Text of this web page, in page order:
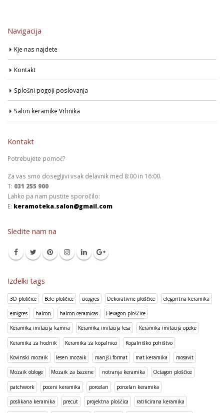
Navigacija
Kje nas najdete
Kontakt
Splošni pogoji poslovanja
Salon keramike Vrhnika
Kontakt
Potrebujete pomoč?
Za vas smo dosegljivi vsak delavnik med 8:00 in 16:00.
T: 031 255 900
Lahko pa nam pustite sporočilo:
E: keramoteka.salon@gmail.com
Sledite nam na
Izdelki tags
3D ploščice Bele ploščice cicogres Dekorativne ploščice elegantna keramika
emigres halcon halcon ceramicas Hexagon ploščice
Keramika imitacija kamna Keramika imitacija lesa Keramika imitacija opeke
Keramika za hodnik Keramika za kopalnico Kopalniško pohištvo
Kovinski mozaik lesen mozaik manjši format mat keramika mosavit
Mozaik obloge Mozaik za bazene notranja keramika Octagon ploščice
patchwork poceni keramika porcelan porcelan keramika
poslikana keramika precut projektna ploščica ratificirana keramika